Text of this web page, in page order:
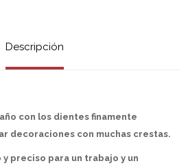
Descripción
con los dientes finamente
decoraciones con muchas crestas.
preciso para un trabajo y un